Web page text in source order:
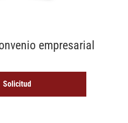
empresarial
Solicitud